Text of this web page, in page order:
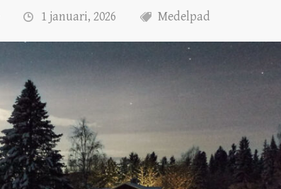
1 januari, 2026 Medelpad